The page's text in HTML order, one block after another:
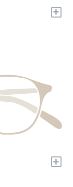
+
+